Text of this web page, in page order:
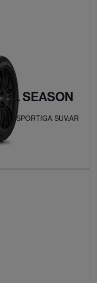
SEASON
SPORTIGA SUV:AR